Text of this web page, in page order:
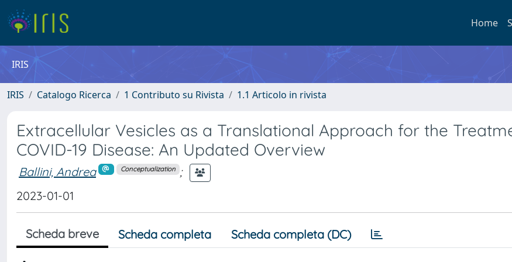
Home
IRIS
IRIS Catalogo Ricerca 1 Contributo su Rivista 1.1 Articolo in rivista
Extracellular Vesicles as a Translational Approach for the
COVID-19 Disease: An Updated Overview
Ballini, Andrea Conceptualization
;
2023-01-01
Scheda breve Scheda completa Scheda completa (DC)